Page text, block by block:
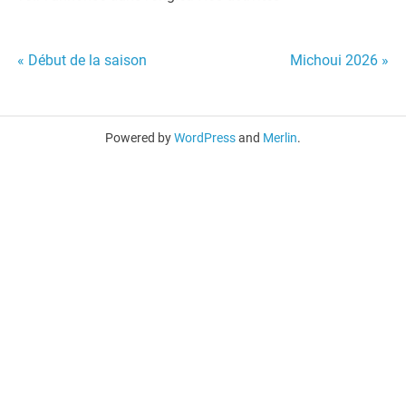
« Début de la saison Michoui 2026 »
Powered byWordPressand Merlin.